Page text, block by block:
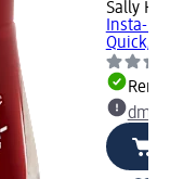
Sally
Insta-
Quick, 9
dm